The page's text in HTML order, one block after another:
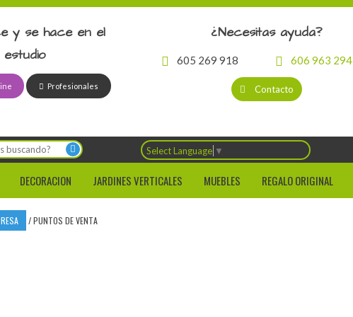
y se hace en el
estudio
Profesionales
¿Necesitas ayuda?
605 269 918 606 963 294
Contacto
Select Language ▼
DECORACION JARDINES VERTICALES MUEBLES REGALO ORIGINAL
/PUNTOS DE VENTA